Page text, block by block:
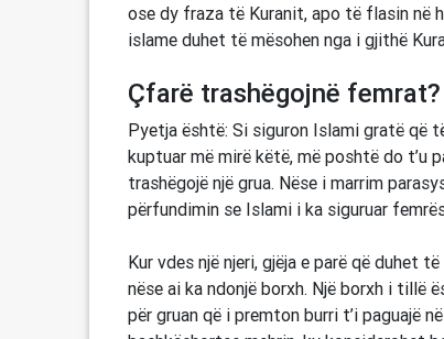
ose dy fraza të Kuranit, apo të flasin në
islame duhet të mësohen nga i gjithë
Çfarë trashëgojnë femrat?
Pyetja është: Si siguron Islami gratë që
kuptuar më mirë këtë, më poshtë do t’u
trashëgojë një grua. Nëse i marrim
përfundimin se Islami i ka siguruar
Kur vdes një njeri, gjëja e parë që
nëse ai ka ndonjë borxh. Një borxh i tillë
për gruan që i premton burri t’i paguajë